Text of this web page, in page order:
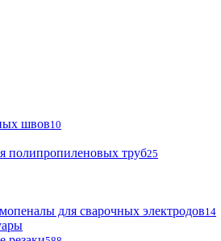
швов10
полипропиленовых труб25
для сварочных электродов14